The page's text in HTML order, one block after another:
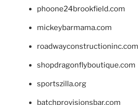
phoone24brookfield.com
mickeybarmama.com
roadwayconstructioninc.com
shopdragonflyboutique.com
sportszilla.org
batchprovisionsbar.com